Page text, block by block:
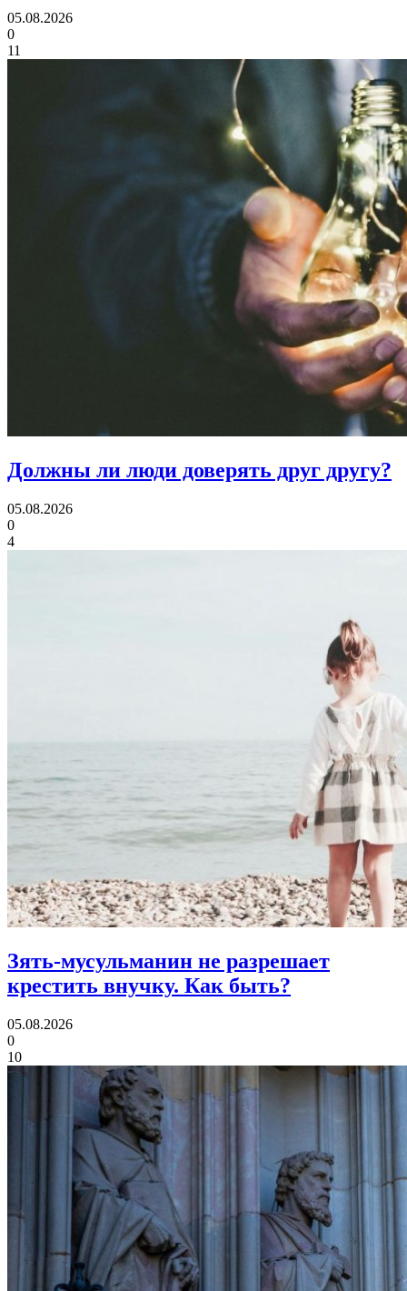
05.08.2026
0
11
Должны ли люди доверять друг другу?
05.08.2026
0
4
Зять-мусульманин не разрешает
крестить внучку. Как быть?
05.08.2026
0
10